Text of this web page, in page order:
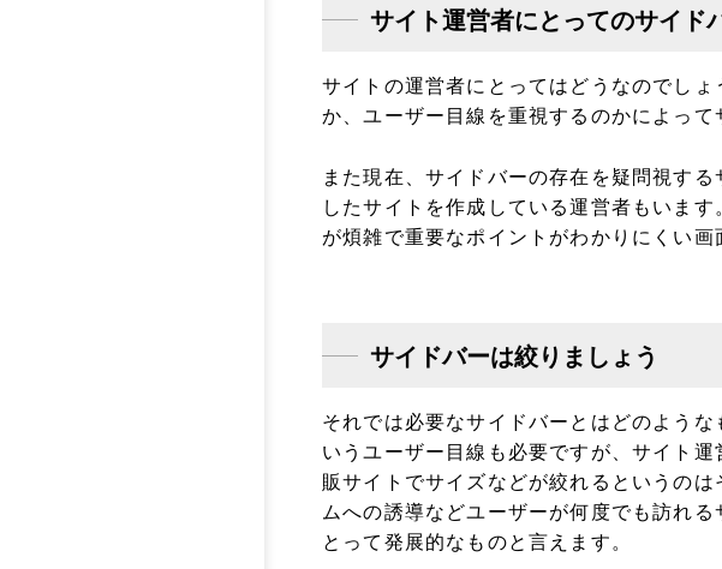
サイト運営者にとってのサイド
サイトの運営者にとってはどうなのでし
か、ユーザー目線を重視するのかによって
また現在、サイドバーの存在を疑問視す
したサイトを作成している運営者もいま
が煩雑で重要なポイントがわかりにくい画
サイドバーは絞りましょう
それでは必要なサイドバーとはどのよう
いうユーザー目線も必要ですが、サイト
販サイトでサイズなどが絞れるというの
ムへの誘導などユーザーが何度でも訪れ
とって発展的なものと言えます。